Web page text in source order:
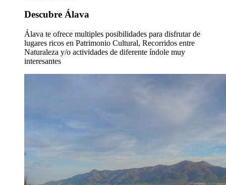
Descubre Álava
Álava te ofrece multiples posibilidades para disfrutar de
lugares ricos en Patrimonio Cultural, Recorridos entre
Naturaleza y/o actividades de diferente índole muy
interesantes